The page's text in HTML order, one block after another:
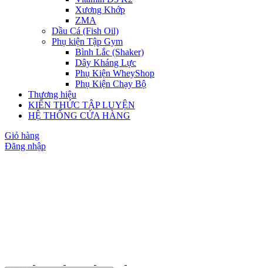
Xương Khớp
ZMA
Dầu Cá (Fish Oil)
Phụ kiện Tập Gym
Bình Lắc (Shaker)
Dây Kháng Lực
Phụ Kiện WheyShop
Phụ Kiện Chạy Bộ
Thương hiệu
KIẾN THỨC TẬP LUYỆN
HỆ THỐNG CỬA HÀNG
Giỏ hàng
Đăng nhập